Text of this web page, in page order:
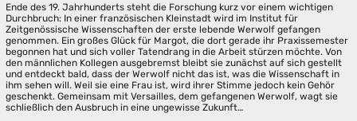
Ende des 19. Jahrhunderts steht die Forschung kurz vor einem wichtigen
Durchbruch: In einer französischen Kleinstadt wird im Institut für
Zeitgenössische Wissenschaften der erste lebende Werwolf gefangen
genommen. Ein großes Glück für Margot, die dort gerade ihr Praxissemester
begonnen hat und sich voller Tatendrang in die Arbeit stürzen möchte. Von
den männlichen Kollegen ausgebremst bleibt sie zunächst auf sich gestellt
und entdeckt bald, dass der Werwolf nicht das ist, was die Wissenschaft in
ihm sehen will. Weil sie eine Frau ist, wird ihrer Stimme jedoch kein Gehör
geschenkt. Gemeinsam mit Versailles, dem gefangenen Werwolf, wagt sie
schließlich den Ausbruch in eine ungewisse Zukunft…